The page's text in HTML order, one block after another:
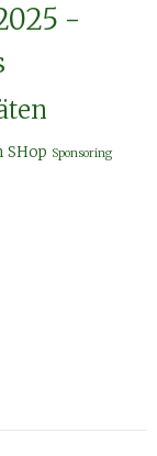
-
SHop Sponsoring